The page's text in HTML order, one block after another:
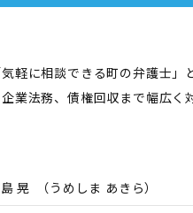
軽に相談できる町の弁護士
業法務、債権回収まで幅広く
晃 （うめしま あきら）